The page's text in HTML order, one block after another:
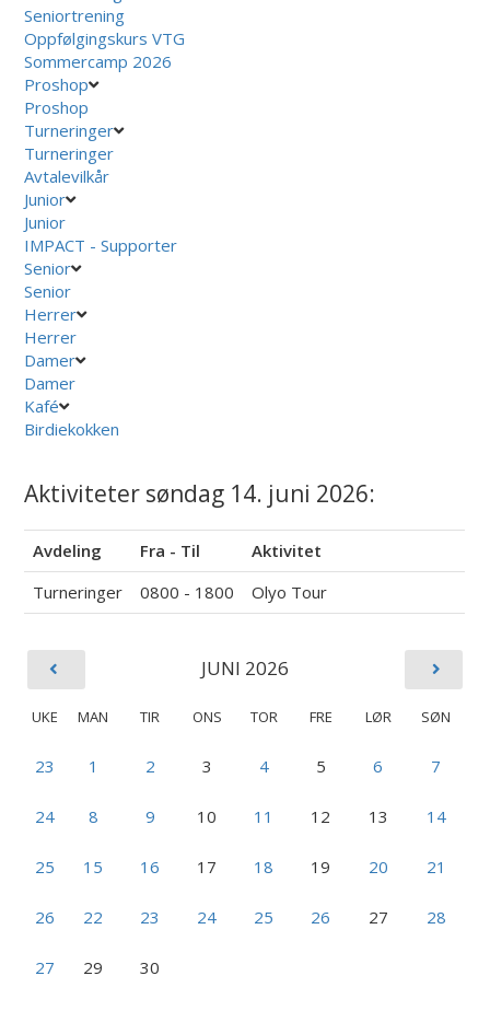
Seniortrening
Oppfølgingskurs VTG
Sommercamp 2026
Proshop
Proshop
Turneringer
Turneringer
Avtalevilkår
Junior
Junior
IMPACT - Supporter
Senior
Senior
Herrer
Herrer
Damer
Damer
Kafé
Birdiekokken
Aktiviteter søndag 14. juni 2026:
Avdeling Fra - Til
Aktivitet
Turneringer
0800 - 1800 Olyo Tour
JUNI 2026
UKE MAN TIR ONS TOR FRE LØR SØN
23 1 2 3 4 5 6 7
24 8 9 10 11 12 13 14
25 15 16 17 18 19 20 21
26 22 23 24 25 26 27 28
27 29 30